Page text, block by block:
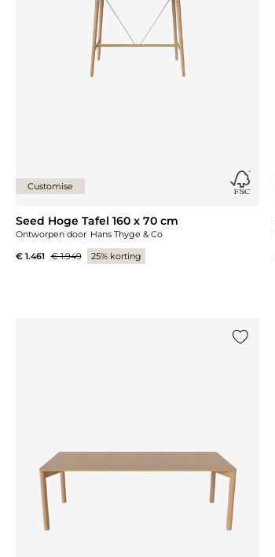
Customise
Seed Hoge Tafel 160 x 70 cm
Ontworpen door Hans Thyge & Co
€ 1.461 € 1.949 25% korting